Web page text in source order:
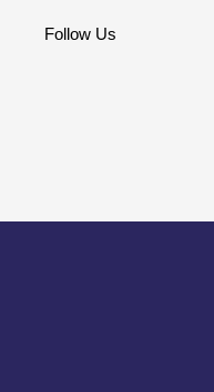
Follow Us